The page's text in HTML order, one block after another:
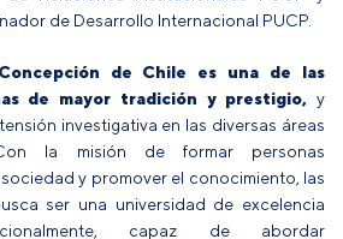
de Desarrollo Internacional PUCP.
de Chile es una de las
de mayor tradición y prestigio, y
investigativa en las diversas áreas
la misión de formar personas
y promover el conocimiento, las
ser una universidad de excelencia
capaz de abordar